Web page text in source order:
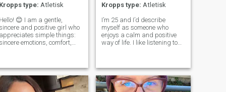
Kropps type: Atletisk
Hello! 😊 I am a gentle,
and positive girl who
appreciates simple things:
emotions, comfort,
a movie, delicious coffee
laughter for no reason. I
alwa
Kropps type: Atletisk
I’m 25 and I’d describe
myself as someone who
enjoys a calm and positive
way of life. I like listening to
me feel comfortable and
appreciated. Honesty, loyalty,
and respe